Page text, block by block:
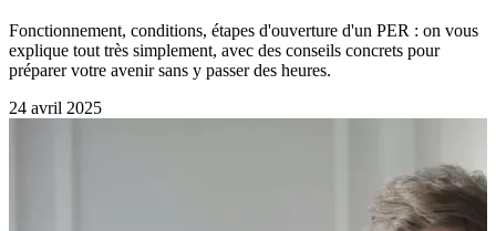
Fonctionnement, conditions, étapes d'ouverture d'un PER : on vous
explique tout très simplement, avec des conseils concrets pour
préparer votre avenir sans y passer des heures.
24 avril 2025